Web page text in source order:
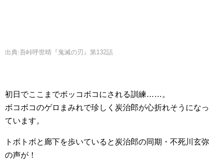
出典:吾峠呼世晴『鬼滅の刃』第132話
初日でここまでボッコボコにされる訓練……。
ボコボコのゲロまみれで珍しく炭治郎が心折れそうになっ
ています。
トボトボと廊下を歩いていると炭治郎の同期・不死川玄弥
の声が！